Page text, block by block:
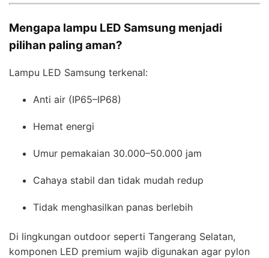
Mengapa lampu LED Samsung menjadi
pilihan paling aman?
Lampu LED Samsung terkenal:
Anti air (IP65–IP68)
Hemat energi
Umur pemakaian 30.000–50.000 jam
Cahaya stabil dan tidak mudah redup
Tidak menghasilkan panas berlebih
Di lingkungan outdoor seperti Tangerang Selatan,
komponen LED premium wajib digunakan agar pylon